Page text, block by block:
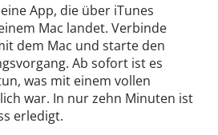
App, die über iTunes
Mac landet. Verbinde
dem Mac und starte den
Ab sofort ist es
was mit einem vollen
war. In nur zehn Minuten ist
erledigt.